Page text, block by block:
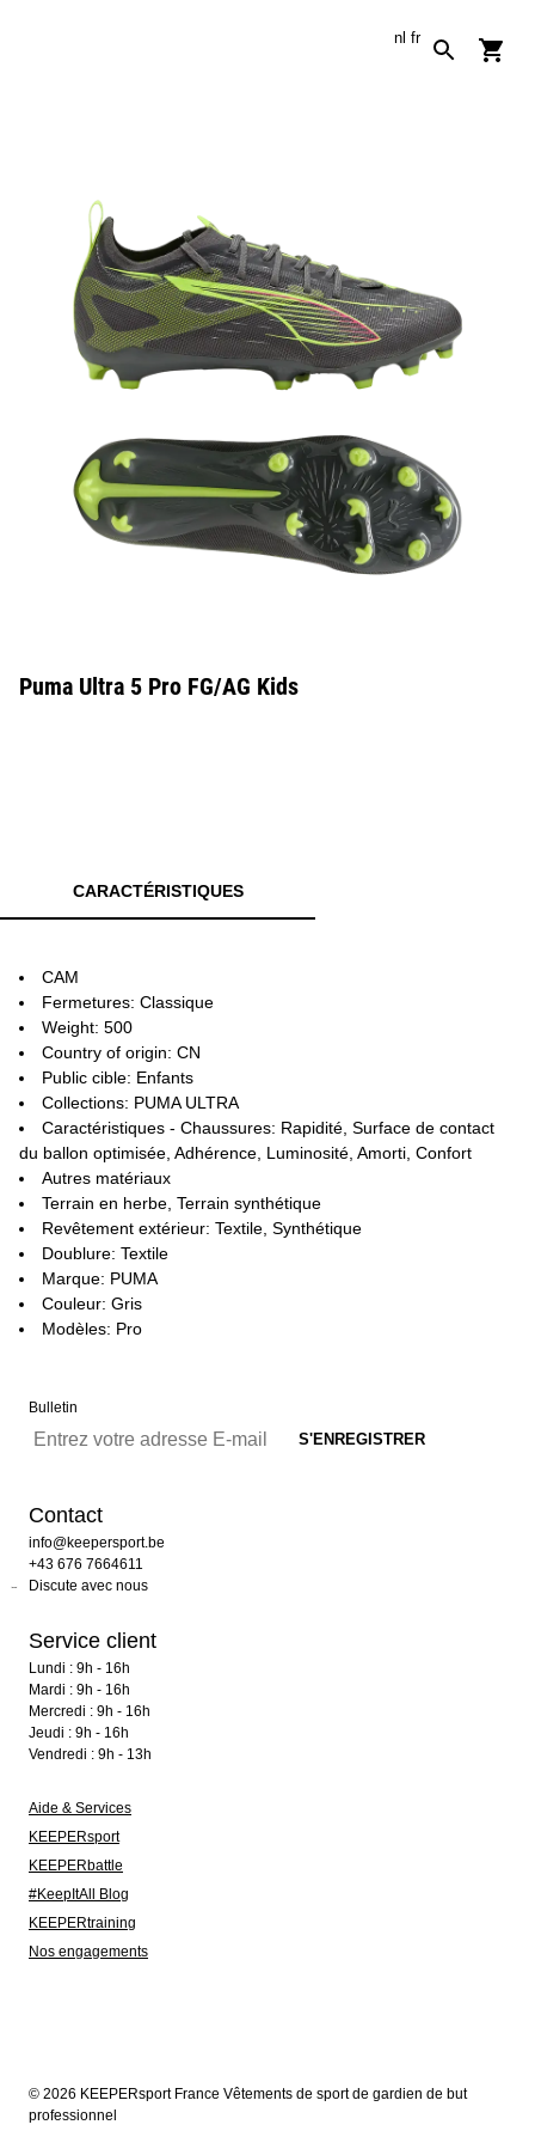
nl fr
Puma Ultra 5 Pro FG/AG Kids
CARACTÉRISTIQUES
CAM
Fermetures: Classique
Weight: 500
Country of origin: CN
Public cible: Enfants
Collections: PUMA ULTRA
Caractéristiques - Chaussures: Rapidité, Surface de contact
du ballon optimisée, Adhérence, Luminosité, Amorti, Confort
Autres matériaux
Terrain en herbe, Terrain synthétique
Revêtement extérieur: Textile, Synthétique
Doublure: Textile
Marque: PUMA
Couleur: Gris
Modèles: Pro
Bulletin
Contact
info@keepersport.be
+43 676 7664611
Discute avec nous
Service client
Lundi : 9h - 16h
Mardi : 9h - 16h
Mercredi : 9h - 16h
Jeudi : 9h - 16h
Vendredi : 9h - 13h
Aide & Services
KEEPERsport
KEEPERbattle
#KeepItAll Blog
KEEPERtraining
Nos engagements
© 2026 KEEPERsport France Vêtements de sport de gardien de but
professionnel